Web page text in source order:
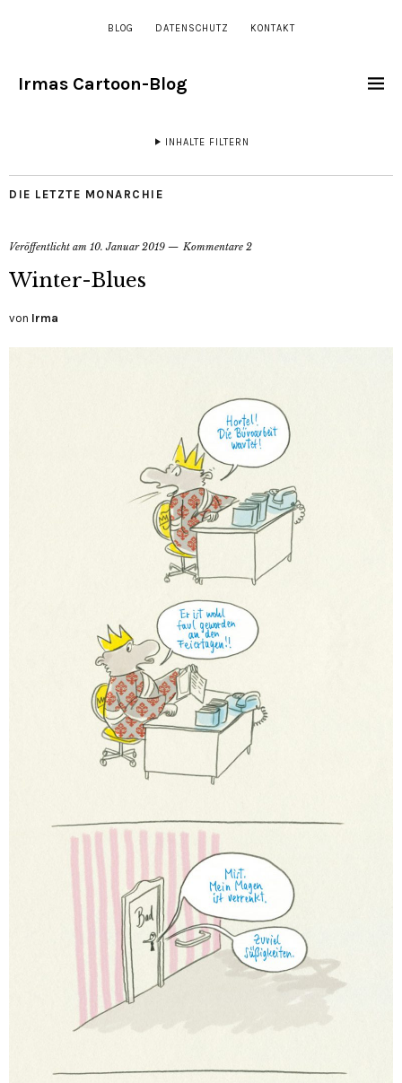
BLOG DATENSCHUTZ KONTAKT
Irmas Cartoon-Blog
INHALTE FILTERN
DIE LETZTE MONARCHIE
Veröffentlicht am 10. Januar 2019 Kommentare 2
Winter-Blues
von Irma